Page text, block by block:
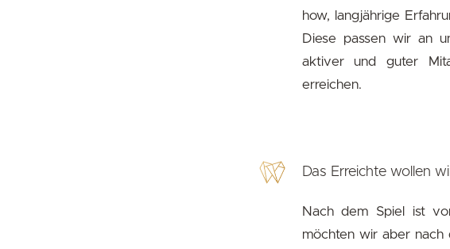
how, langjährige
Diese passen wir an
aktiver und guter
erreichen.
Das Erreichte wollen
Nach dem Spiel ist
möchten wir aber